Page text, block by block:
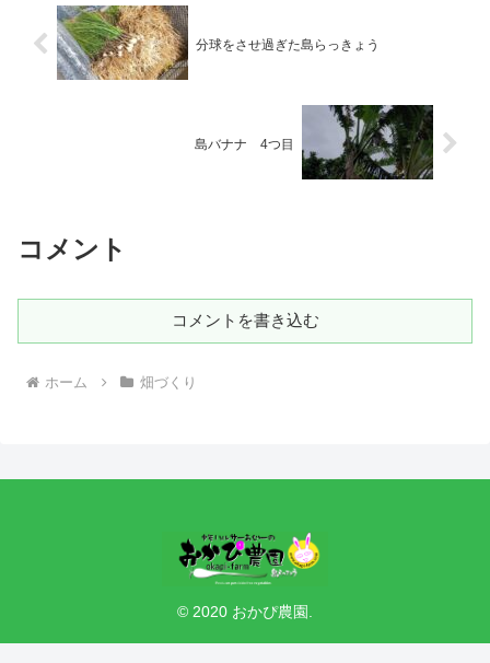
分球をさせ過ぎた島らっきょう
島バナナ 4つ目
コメント
コメントを書き込む
ホーム 畑づくり
© 2020 おかぴ農園.